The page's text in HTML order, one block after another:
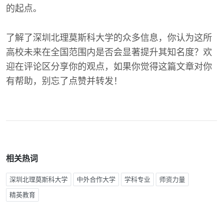
的起点。
了解了深圳北理莫斯科大学的众多信息，你认为这所
高校未来在全国范围内是否会显著提升其知名度？欢
迎在评论区分享你的观点，如果你觉得这篇文章对你
有帮助，别忘了点赞并转发！
相关热词
深圳北理莫斯科大学 中外合作大学 学科专业 师资力量
精英教育